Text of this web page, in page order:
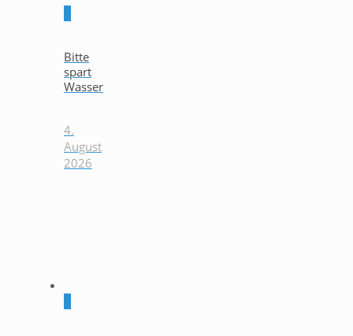
Bitte
spart
Wasser
4.
August
2026